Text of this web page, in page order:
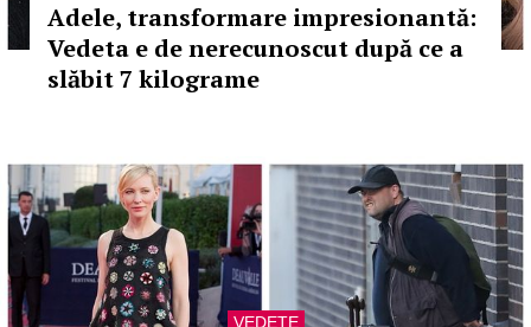
Adele, transformare impresionantă:
Vedeta e de nerecunoscut după ce a
slăbit 7 kilograme
VEDETE